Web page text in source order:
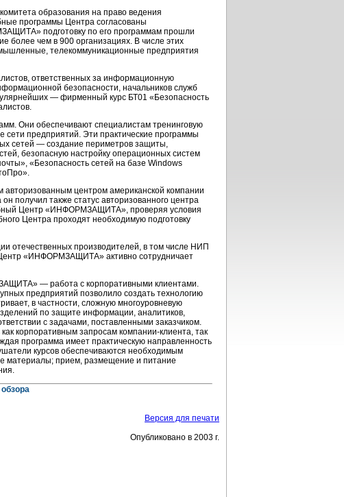
образования на право ведения
программы Центра согласованы
подготовку по его программам прошли
более чем в 900 организациях. В числе этих
телекоммуникационные предприятия
ответственных за информационную
безопасности, начальников служб
— фирменный курс БТ01 «Безопасность
Они обеспечивают специалистам тренинговую
сети предприятий. Эти практические программы
сетей — создание периметров защиты,
безопасную настройку операционных систем
«Безопасность сетей на базе Windows
центром американской компании
получил также статус авторизованного центра
Центр «ИНФОРМЗАЩИТА», проверяя условия
Центра проходят необходимую подготовку
отечественных производителей, в том числе НИП
«ИНФОРМЗАЩИТА» активно сотрудничает
— работа с корпоративными клиентами.
предприятий позволило создать технологию
в частности, сложную многоуровневую
по защите информации, аналитиков,
с задачами, поставленными заказчиком.
корпоративным запросам компании-клиента, так
программа имеет практическую направленность
курсов обеспечиваются необходимым
материалы; прием, размещение и питание
Версия для печати
Опубликовано в 2003 г.